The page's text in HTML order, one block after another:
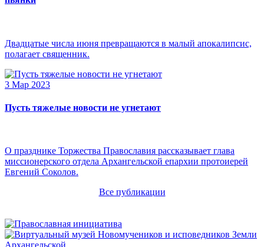
Двадцатые числа июня превращаются в малый апокалипсис,
полагает священник.
3 Мар 2023
Пусть тяжелые новости не угнетают
О празднике Торжества Православия рассказывает глава
миссионерского отдела Архангельской епархии протоиерей
Евгений Соколов.
Все публикации